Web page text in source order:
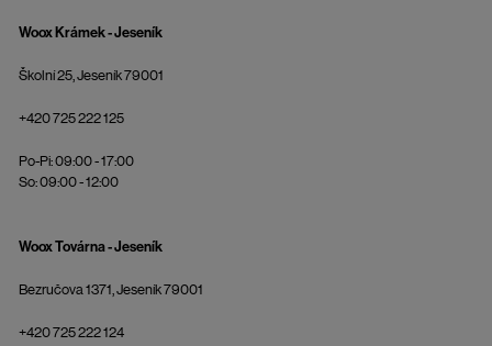
Woox Krámek - Jeseník
Školní 25, Jeseník 79001
+420 725 222 125
Po-Pi: 09:00 - 17:00
So: 09:00 - 12:00
Woox Továrna - Jeseník
Bezručova 1371, Jeseník 79001
+420 725 222 124